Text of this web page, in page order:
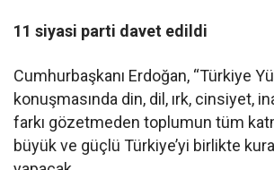
11 siyasi parti davet edildi
Cumhurbaşkanı Erdoğan, “Türkiye
konuşmasında din, dil, ırk, cinsiyet,
farkı gözetmeden toplumun tüm
büyük ve güçlü Türkiye’yi birlikte